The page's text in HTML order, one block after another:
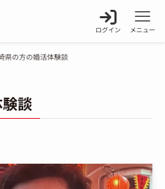
ログイン メニュー
県の方の婚活体験談
談